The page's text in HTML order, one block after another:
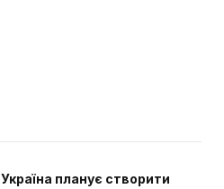
Україна планує створити